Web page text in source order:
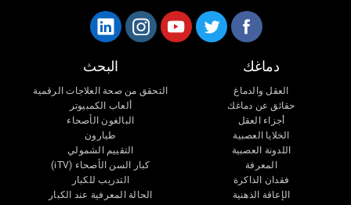
دماغك
العقل والدماغ
حقائق عن دماغك
أجزاء العقل
الخلايا العصبية
اللدونة العصبية
المعرفة
فقدان الذاكرة
الإعاقة الذهنية
البحث
التحقق من صحة العلاجات الرقمية
ألعاب الكمبيوتر
البالغون الأصحاء
طيارون
التقييم الشمولي
كبار السن الأصحاء (iTV)
التدريب للكبار
الحالة المعرفية عند الكبار